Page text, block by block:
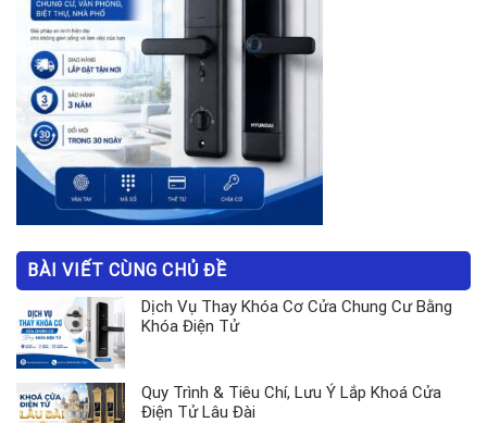
BÀI VIẾT CÙNG CHỦ ĐỀ
Dịch Vụ Thay Khóa Cơ Cửa Chung Cư Bằng
Khóa Điện Tử
Quy Trình & Tiêu Chí, Lưu Ý Lắp Khoá Cửa
Điện Tử Lâu Đài